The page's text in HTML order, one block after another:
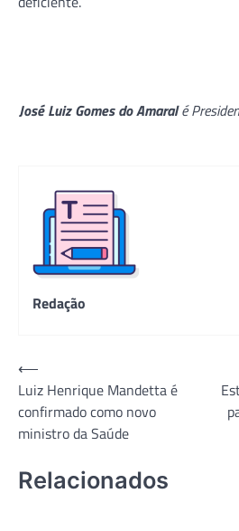
José Luiz Gomes do Amaralé
Redação
Navegação
de
Post
⟵
Luiz Henrique Mandetta é
confirmado como novo
ministro da Saúde
Relacionados